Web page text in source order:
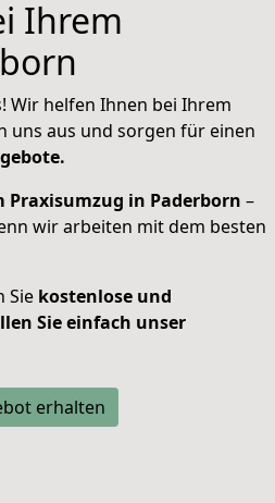
Ihrem
Wir helfen Ihnen bei Ihrem
uns aus und sorgen für einen
in Paderborn –
wir arbeiten mit dem besten
Sie kostenlose und
Sie einfach unser
erhalten